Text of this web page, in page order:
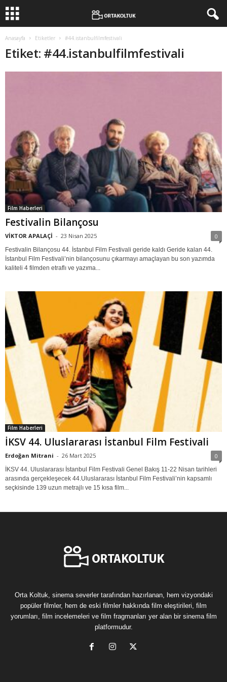
Anasayfa Etiketler #44.istanbulfilmfestivali
Etiket: #44.istanbulfilmfestivali
Film Haberleri
Festivalin Bilançosu
VİKTOR APALAÇİ - 23 Nisan 2025 0
Festivalin Bilançosu 44. İstanbul Film Festivali geride kaldı Geride kalan 44.
İstanbul Film Festivali’nin bilançosunu çıkarmayı amaçlayan bu son yazımda
kaliteli 4 filmden etraflı ve yazıma...
Film Haberleri
İKSV 44. Uluslararası İstanbul Film Festivali
Erdoğan Mitrani - 26 Mart 2025 0
İKSV 44. Uluslararası İstanbul Film Festivali Genel Bakış 11-22 Nisan tarihleri
arasında gerçekleşecek 44.Uluslararası İstanbul Film Festivali’nin kapsamlı
seçkisinde 139 uzun metrajlı ve 15 kısa film...
Orta Koltuk, sinema severler tarafından hazırlanan, hem vizyondaki
popüler filmler, hem de eski filmler hakkında film eleştirileri, film
yorumları, film incelemeleri ve film fragmanları yer alan bir sinema film
platformudur.